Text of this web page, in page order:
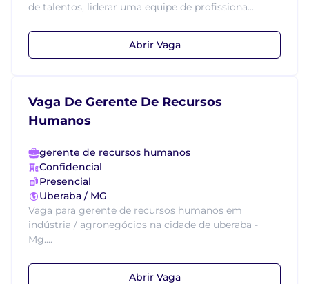
de talentos, liderar uma equipe de profissiona...
Abrir Vaga
Vaga De Gerente De Recursos
Humanos
gerente de recursos humanos
Confidencial
Presencial
Uberaba / MG
Vaga para gerente de recursos humanos em
indústria / agronegócios na cidade de uberaba -
Mg....
Abrir Vaga